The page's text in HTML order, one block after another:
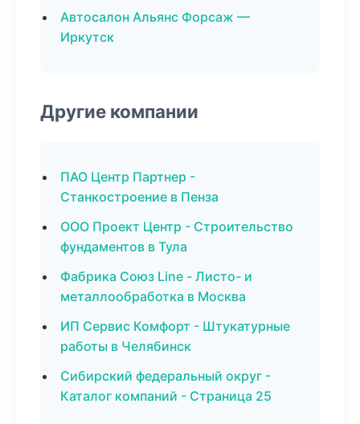
Автосалон Альянс Форсаж —
Иркутск
Другие компании
ПАО Центр Партнер -
Станкостроение в Пенза
ООО Проект Центр - Строительство
фундаментов в Тула
Фабрика Союз Line - Листо- и
металлообработка в Москва
ИП Сервис Комфорт - Штукатурные
работы в Челябинск
Сибирский федеральный округ -
Каталог компаний - Страница 25